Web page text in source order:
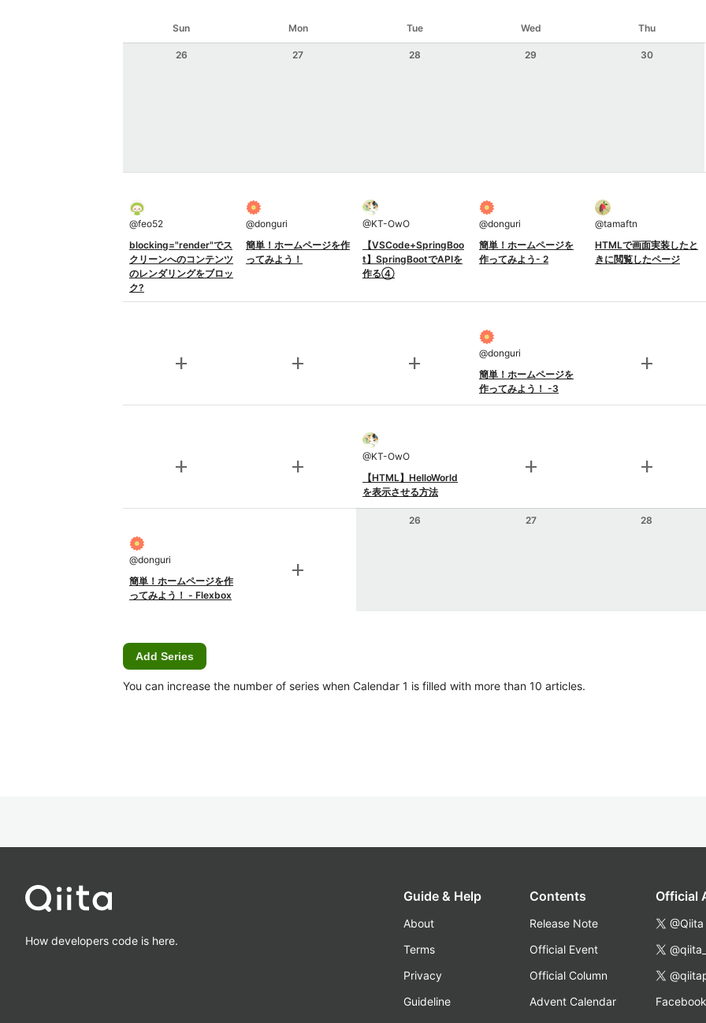
Sun Mon Tue Wed Thu
26 27 28 29 30
@feo52
blocking="render"でス
クリーンへのコンテンツ
のレンダリングをブロッ
ク?
@donguri
簡単！ホームページを作
ってみよう！
@KT-OwO
【VSCode+SpringBoo
t】SpringBootでAPIを
作る④
@donguri
簡単！ホームページを
作ってみよう- 2
@tamaftn
HTMLで画面実装したと
きに閲覧したページ
add add add @donguri
簡単！ホームページを
作ってみよう！ -3
add
add add @KT-OwO
【HTML】HelloWorld
を表示させる方法
add add
@donguri
簡単！ホームページを作
ってみよう！ - Flexbox
add
26 27 28
Add Series
You can increase the number of series when Calendar 1 is filled with more than 10 articles.
How developers code is here.
Guide & Help
About
Terms
Privacy
Guideline
Contents
Release Note
Official Event
Official Column
Advent Calendar
Official
@Qiita
Facebook